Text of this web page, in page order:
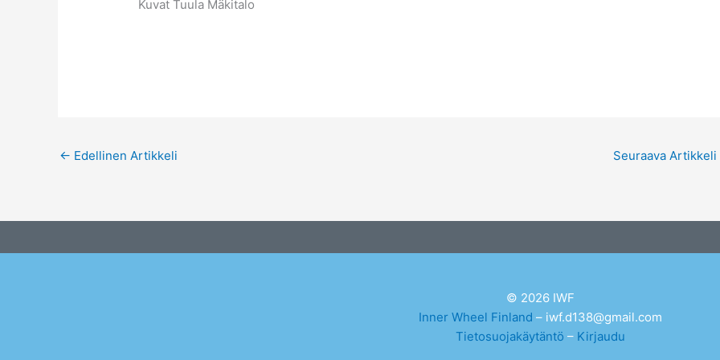
Kuvat Tuula Mäkitalo
← Edellinen Artikkeli Seuraava Artikkeli
© 2026 IWF
Inner Wheel Finland – iwf.d138@gmail.com
Tietosuojakäytäntö – Kirjaudu